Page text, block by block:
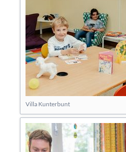
Villa Kunterbunt